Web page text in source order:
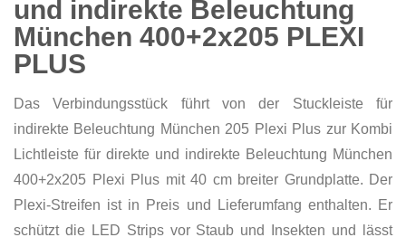
und indirekte Beleuchtung
München 400+2x205 PLEXI
PLUS
Das Verbindungsstück führt von der Stuckleiste für
indirekte Beleuchtung München 205 Plexi Plus zur Kombi
Lichtleiste für direkte und indirekte Beleuchtung München
400+2x205 Plexi Plus mit 40 cm breiter Grundplatte. Der
Plexi-Streifen ist in Preis und Lieferumfang enthalten. Er
schützt die LED Strips vor Staub und Insekten und lässt